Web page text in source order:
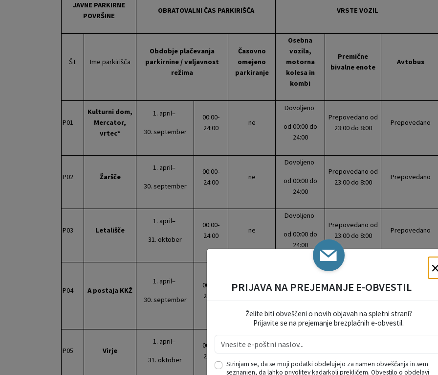
JAVNE PARKIRNE
POVRŠINE
OBRATOVALNI ČAS PARKIRIŠČA VRSTE VOZIL
ŠT. Ime parkirišča
Obdobje plačevanja
parkirnine / veljavnost
režima
Časovno
omejeno
parkiranje
Osebna
vozila,
motorna
kolesa in
kombi
Premične
bivalne enote
Avtobus
P01
Kulturni dom,
Mercator,
vrtec*
1. april–
30. september
00:00-
24:00
ne
Dovoljeno
od 00:00 do
24:00
Prepovedano od
23:00 do 8:00
Prepovedano
P02 Žaršče
1. april–
30. september
00:00-
24:00
ne
Dovoljeno
od 00:00 do
24:00
Prepovedano od
23:00 do 8:00
Prepovedano
P03 Letališče
1. april–
31. oktober
00:00-
24:00
ne
Dovoljeno
od 00:00 do
24:00
Prepovedano od
23:00 do 8:00
Prepovedano
P04 A postaja KKŽ
1. april–
30. september
00:00-
24:00
ne
V skladu z
prometnem
režimu za
avtodome1
Dovoljeno od 00:00
P05 Virje
1. april–
31. oktober
00:00-
24:00
ne
Dovoljeno
od 00:00 do
24:00
23:00 do 8:00
PRIJAVA NA PREJEMANJE E-OBVESTIL
Želite biti obveščeni o novih objavah na spletni strani?
Prijavite se na prejemanje brezplačnih e-obvestil.
Strinjam se, da se moji podatki obdelujejo za namen obveščanja in sem
seznanjen, da lahko privolitev kadarkoli prekličem. Obvestilo o obdelavi